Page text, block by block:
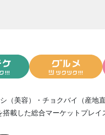
（美容） ・ チョクバイ（産地直
搭載した総合マーケットプレイ